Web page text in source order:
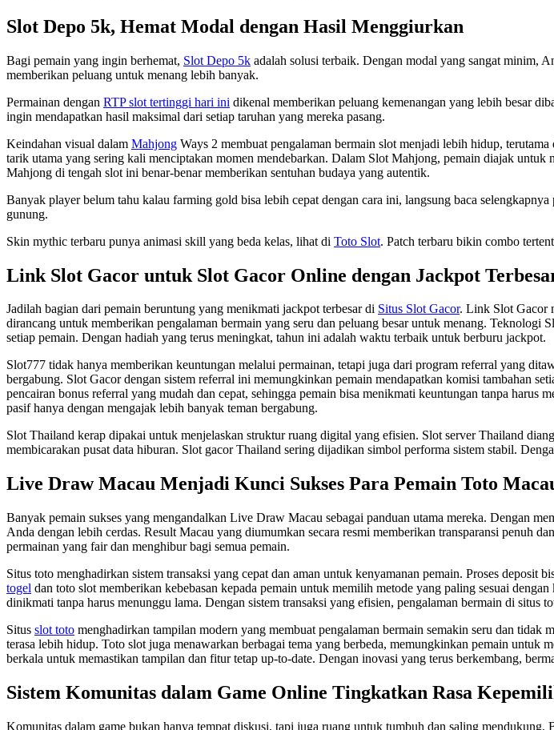
Slot Depo 5k, Hemat Modal dengan Hasil Menggiurkan
Bagi pemain yang ingin berhemat, Slot Depo 5k adalah solusi terbaik. Dengan modal yang sangat minim,
memberikan peluang untuk menang lebih banyak.
Permainan dengan RTP slot tertinggi hari ini dikenal memberikan peluang kemenangan yang lebih besar
ingin mendapatkan hasil maksimal dari setiap taruhan yang mereka pasang.
Keindahan visual dalam Mahjong Ways 2 membuat pengalaman bermain slot menjadi lebih hidup,
tarik utama yang sering kali menciptakan momen mendebarkan. Dalam Slot Mahjong, pemain diajak
Mahjong di tengah slot ini benar-benar memberikan sentuhan budaya yang autentik.
Banyak player belum tahu kalau farming gold bisa lebih cepat dengan cara ini, langsung baca selengkapnya
gunung.
Skin mythic terbaru punya animasi skill yang beda kelas, lihat di Toto Slot. Patch terbaru bikin combo
Link Slot Gacor untuk Slot Gacor Online dengan Jackpot
Jadilah bagian dari pemain beruntung yang menikmati jackpot terbesar di Situs Slot Gacor. Link Slot Gacor
dirancang untuk memberikan pengalaman bermain yang seru dan peluang besar untuk menang. Teknologi
setiap pemain. Dengan hadiah yang terus meningkat, tahun ini adalah waktu terbaik untuk berburu jackpot.
Slot777 tidak hanya memberikan keuntungan melalui permainan, tetapi juga dari program referral yang
bergabung. Slot Gacor dengan sistem referral ini memungkinkan pemain mendapatkan komisi tambahan
pencairan bonus referral yang mudah dan cepat, sehingga pemain bisa menikmati keuntungan tanpa harus
pasif hanya dengan mengajak lebih banyak teman bergabung.
Slot Thailand kerap dipakai untuk menjelaskan struktur ruang digital yang efisien. Slot server Thailand
membicarakan pusat data hiburan. Slot gacor Thailand sering dijadikan simbol performa sistem stabil.
Live Draw Macau Menjadi Kunci Sukses Para Pemain Toto
Banyak pemain sukses yang mengandalkan Live Draw Macau sebagai panduan utama mereka. Dengan
Anda dengan lebih cerdas. Result Macau yang diumumkan secara resmi memberikan transparansi penuh
permainan yang fair dan menghibur bagi semua pemain.
Situs toto menghadirkan sistem transaksi yang cepat dan aman untuk kenyamanan pemain. Proses deposit
togel dan toto slot memberikan kebebasan kepada pemain untuk memilih metode yang paling sesuai
dinikmati tanpa harus menunggu lama. Dengan sistem transaksi yang efisien, pengalaman bermain di situs
Situs slot toto menghadirkan tampilan modern yang membuat pengalaman bermain semakin seru dan
terasa lebih hidup. Toto slot juga menawarkan berbagai tema yang berbeda, memungkinkan pemain untuk
berkala untuk memastikan tampilan dan fitur tetap up-to-date. Dengan inovasi yang terus berkembang,
Sistem Komunitas dalam Game Online Tingkatkan Rasa
Komunitas dalam game bukan hanya tempat diskusi, tapi juga ruang untuk tumbuh dan saling